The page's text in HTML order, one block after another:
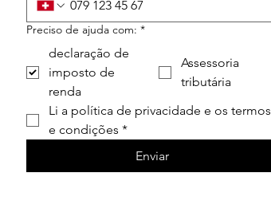
Preciso de ajuda com: *
declaração de
imposto de
renda
Assessoria
tributária
Li a política de privacidade e os termos
e condições *
Enviar